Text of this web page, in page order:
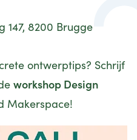
147, 8200 Brugge
ontwerptips? Schrijf
workshop Design
Makerspace!